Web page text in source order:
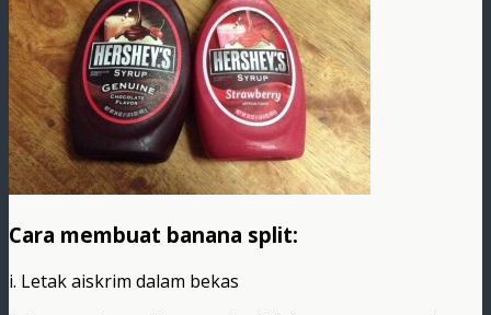
Cara membuat banana split:
i. Letak aiskrim dalam bekas